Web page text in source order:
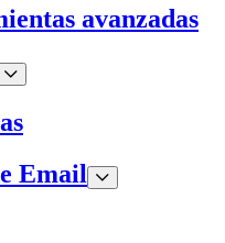
avanzadas
Email